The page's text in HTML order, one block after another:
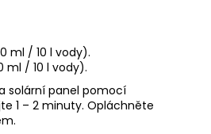
ml / 10 l vody).
ml / 10 l vody).
solární panel pomocí
1 – 2 minuty. Opláchněte